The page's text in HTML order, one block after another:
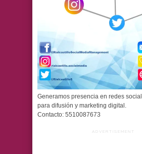
Generamos presencia en redes
para difusión y marketing digital.
Contacto: 5510087673
ADVERTISEMENT